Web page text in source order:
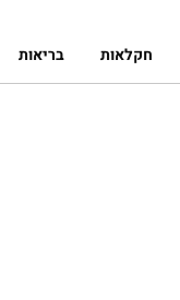
חקלאות בריאות